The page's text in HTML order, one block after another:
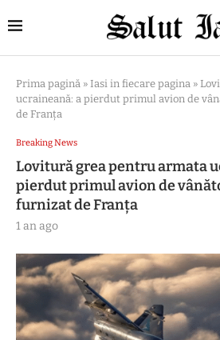
Prima pagină » Iasi in fiecare pagina »
ucraineană: a pierdut primul avion de
de Franţa
Breaking News
Lovitură grea pentru armata
pierdut primul avion de
furnizat de Franţa
1 an ago